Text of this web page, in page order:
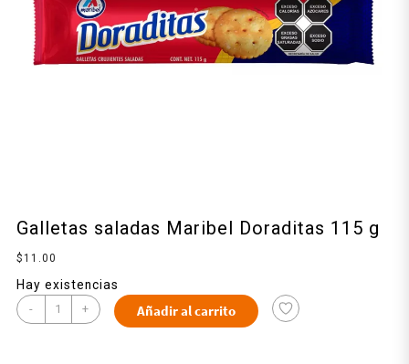
Galletas saladas Maribel Doraditas 115 g
$ 11.00
Hay existencias
- + Añadir al carrito